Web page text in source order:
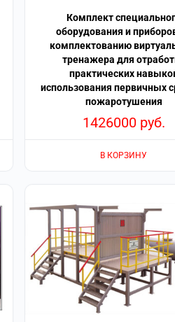
Комплект
оборудования и
комплектованию
тренажера для
практических
использования первичных
пожаротушения
1426000 руб.
В КОРЗИНУ